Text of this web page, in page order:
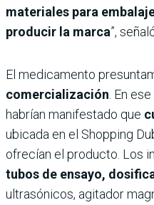
materiales para
producir la marca”,
El medicamento
comercialización . En
habrían manifestado que
ubicada en el Shopping
ofrecían el producto. Los
tubos de ensayo,
ultrasónicos, agitador